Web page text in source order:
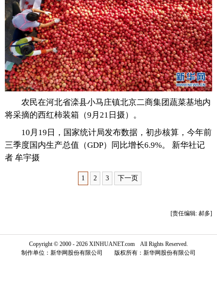
图片 视频 彩票 食品
旅游 健康 信息化 数据
金融 公益 军事 无人机
新华电视中文 新华电视英文
农民在河北省滦县小马庄镇北京二商集团蔬菜基地内
将采摘的西红柿装箱（9月21日摄）。
10月19日，国家统计局发布数据，初步核算，今年前
三季度国内生产总值（GDP）同比增长6.9%。 新华社记
者 牟宇摄
1 2 3 下一页
[责任编辑: 郝多]
Copyright © 2000 - 2026 XINHUANET.com All Rights Reserved.
制作单位：新华网股份有限公司 版权所有：新华网股份有限公司